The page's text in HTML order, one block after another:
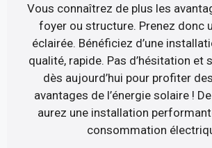
Vous connaîtrez de plus les
foyer ou structure. Prenez donc
éclairée. Bénéficiez d’une
qualité, rapide. Pas d’hésitation et
dès aujourd’hui pour profiter
avantages de l’énergie solaire !
aurez une installation
consommation